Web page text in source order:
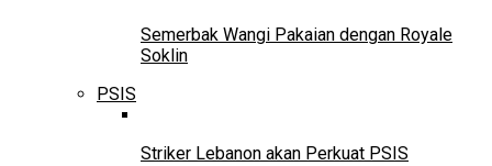
Semerbak Wangi Pakaian dengan Royale
Soklin
PSIS
Striker Lebanon akan Perkuat PSIS